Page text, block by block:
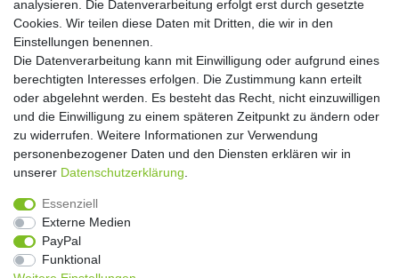
** Hierbei handelt es sich um ein Pflichtfeld.
Widerrufs­recht Widerrufs­formular Impressum
Daten­schutz­erklärung AGB Kontakt
analysieren. Die Datenverarbeitung erfolgt erst durch gesetzte
Cookies. Wir teilen diese Daten mit Dritten, die wir in den
Einstellungen benennen.
Die Datenverarbeitung kann mit Einwilligung oder aufgrund eines
berechtigten Interesses erfolgen. Die Zustimmung kann erteilt
oder abgelehnt werden. Es besteht das Recht, nicht einzuwilligen
und die Einwilligung zu einem späteren Zeitpunkt zu ändern oder
zu widerrufen. Weitere Informationen zur Verwendung
personenbezogener Daten und den Diensten erklären wir in
unserer Daten­schutz­erklärung
Essenziell
Externe Medien
PayPal
Funktional
Copyright 2016 | Dekushop.de | Alle Rechte vorbehalten. |
Angebote gelten nur für Industrie, Handel, Handwerk und